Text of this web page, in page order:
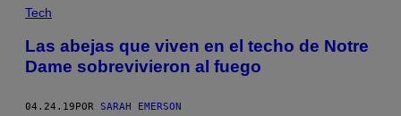
Tech
Las abejas que viven en el techo de Notre
Dame sobrevivieron al fuego
04.24.19 POR SARAH EMERSON